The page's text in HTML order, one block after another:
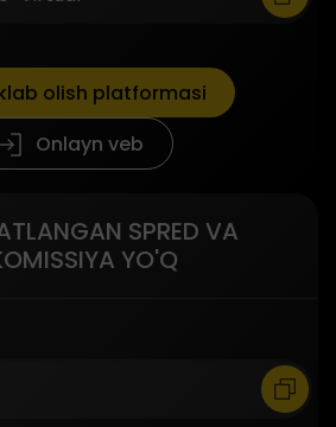
olish platformasi
Onlayn veb
SPRED VA
YO'Q